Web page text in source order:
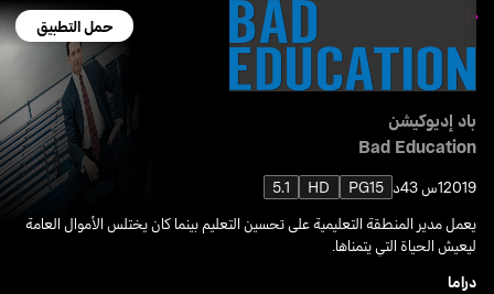
حمل التطبيق
باد إديوكيشن
Bad Education
20191س 43د PG15
HD
5.1
يعمل مدير المنطقة التعليمية على تحسين التعليم بينما كان يختلس الأموال العامة
ليعيش الحياة التي يتمناها.
دراما